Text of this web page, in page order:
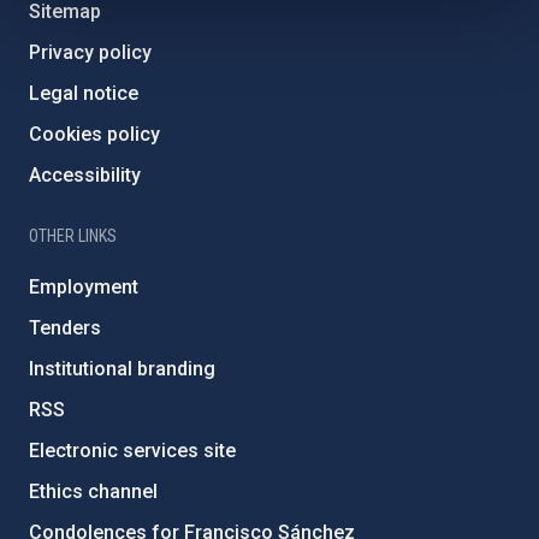
Sitemap
Privacy policy
Legal notice
Cookies policy
Accessibility
OTHER LINKS
Employment
Tenders
Institutional branding
RSS
Electronic services site
Ethics channel
Condolences for Francisco Sánchez